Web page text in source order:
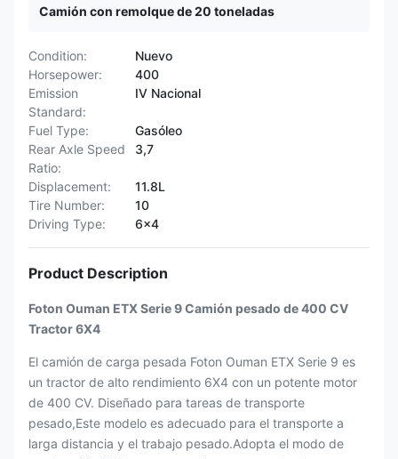
Camión con remolque de 20 toneladas
Condition:
Nuevo
Horsepower:
400
Emission
Standard:
IV Nacional
Fuel Type:
Gasóleo
Rear Axle Speed
Ratio:
3,7
Displacement:
11.8L
Tire Number:
10
Driving Type:
6x4
Product Description
Foton Ouman ETX Serie 9 Camión pesado de 400 CV
Tractor 6X4
El camión de carga pesada Foton Ouman ETX Serie 9 es
un tractor de alto rendimiento 6X4 con un potente motor
de 400 CV. Diseñado para tareas de transporte
pesado,Este modelo es adecuado para el transporte a
larga distancia y el trabajo pesado.Adopta el modo de